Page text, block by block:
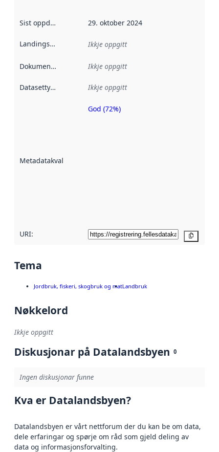
Sist oppdatert 29. oktober 2024
Landingsside Ikkje oppgitt
Dokumentasjon Ikkje oppgitt
Datasettype Ikkje oppgitt
Metadatakvalitet
Metadatakvalitet
God (72%)
URI:
Tema
Jordbruk, fiskeri, skogbruk og matLandbruk
Nøkkelord
Ikkje oppgitt
Diskusjonar på Datalandsbyen 0
Ingen diskusjonar funne
Kva er Datalandsbyen?
Datalandsbyen er vårt nettforum der du kan be om data,
dele erfaringar og spørje om råd som gjeld deling av
data og informasjonsforvalting.